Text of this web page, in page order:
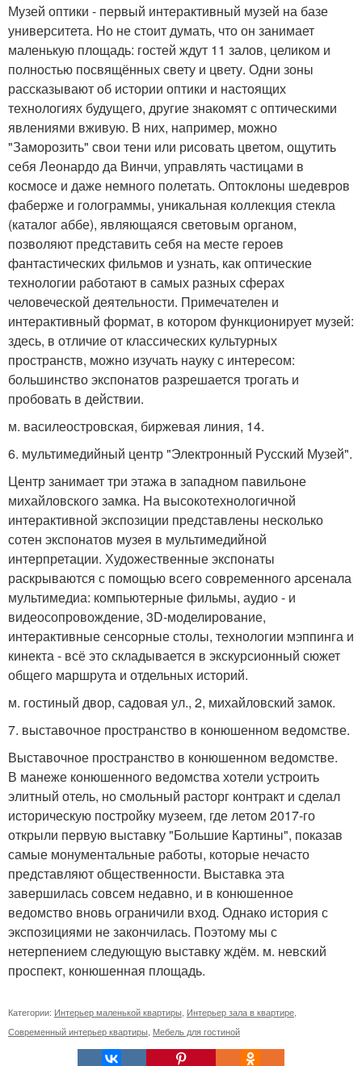
Музей оптики - первый интерактивный музей на базе
университета. Но не стоит думать, что он занимает
маленькую площадь: гостей ждут 11 залов, целиком и
полностью посвящённых свету и цвету. Одни зоны
рассказывают об истории оптики и настоящих
технологиях будущего, другие знакомят с оптическими
явлениями вживую. В них, например, можно
"Заморозить" свои тени или рисовать цветом, ощутить
себя Леонардо да Винчи, управлять частицами в
космосе и даже немного полетать. Оптоклоны шедевров
фаберже и голограммы, уникальная коллекция стекла
(каталог аббе), являющаяся световым органом,
позволяют представить себя на месте героев
фантастических фильмов и узнать, как оптические
технологии работают в самых разных сферах
человеческой деятельности. Примечателен и
интерактивный формат, в котором функционирует музей:
здесь, в отличие от классических культурных
пространств, можно изучать науку с интересом:
большинство экспонатов разрешается трогать и
пробовать в действии.
м. василеостровская, биржевая линия, 14.
6. мультимедийный центр "Электронный Русский Музей".
Центр занимает три этажа в западном павильоне
михайловского замка. На высокотехнологичной
интерактивной экспозиции представлены несколько
сотен экспонатов музея в мультимедийной
интерпретации. Художественные экспонаты
раскрываются с помощью всего современного арсенала
мультимедиа: компьютерные фильмы, аудио - и
видеосопровождение, 3D-моделирование,
интерактивные сенсорные столы, технологии мэппинга и
кинекта - всё это складывается в экскурсионный сюжет
общего маршрута и отдельных историй.
м. гостиный двор, садовая ул., 2, михайловский замок.
7. выставочное пространство в конюшенном ведомстве.
Выставочное пространство в конюшенном ведомстве.
В манеже конюшенного ведомства хотели устроить
элитный отель, но смольный расторг контракт и сделал
историческую постройку музеем, где летом 2017-го
открыли первую выставку "Большие Картины", показав
самые монументальные работы, которые нечасто
представляют общественности. Выставка эта
завершилась совсем недавно, и в конюшенное
ведомство вновь ограничили вход. Однако история с
экспозициями не закончилась. Поэтому мы с
нетерпением следующую выставку ждём. м. невский
проспект, конюшенная площадь.
Категории: Интерьер маленькой квартиры Интерьер зала в квартире
Современный интерьер квартиры Мебель для гостиной